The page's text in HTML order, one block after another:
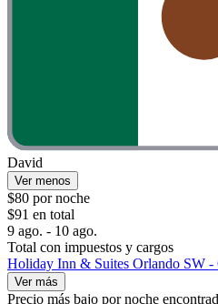
David
Ver menos
$80 por noche
$91 en total
9 ago. - 10 ago.
Total con impuestos y cargos
Holiday Inn & Suites Orlando SW
Ver más
Precio más bajo por noche